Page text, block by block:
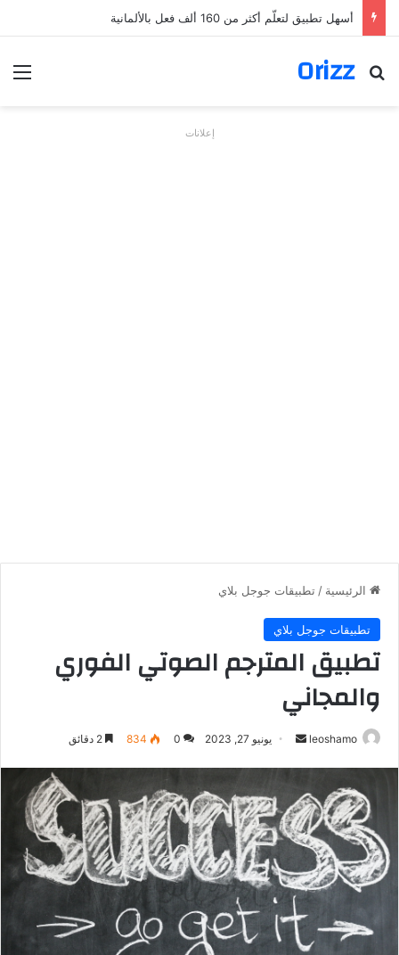
أسهل تطبيق لتعلّم أكثر من 160 ألف فعل بالألمانية
Orizz
بحث عن
إعلانات
الرئيسية / تطبيقات جوجل بلاي
تطبيقات جوجل بلاي
تطبيق المترجم الصوتي الفوري
والمجاني
leoshamo
أرسل يونيو 27, 2023 0
834